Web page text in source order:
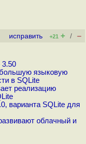
исправить +21 + / –
языковую
в SQLite
реализацию
варианта SQLite для
облачный и